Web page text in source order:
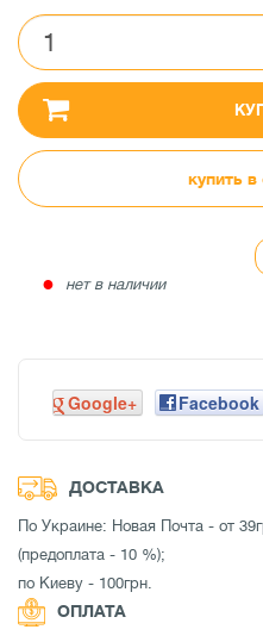
купить
● нет в наличии
Google+ Facebook
ДОСТАВКА
По Украине: Новая Почта - от
(предоплата - 10 %);
по Киеву - 100грн.
ОПЛАТА